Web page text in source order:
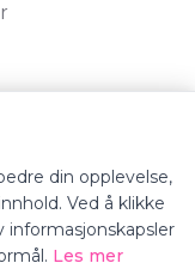
din opplevelse,
Ved å klikke
informasjonskapsler
Les mer